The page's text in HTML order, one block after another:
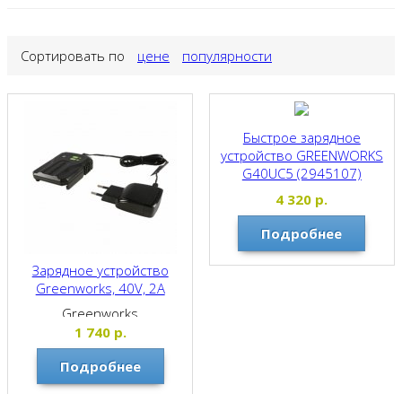
Сортировать по цене популярности
Зарядное устройство
Greenworks, 40V, 2A
Greenworks
1 740р.
Подробнее
Быстрое зарядное
устройство GREENWORKS
G40UC5 (2945107)
Greenworks
4 320 р.
Подробнее